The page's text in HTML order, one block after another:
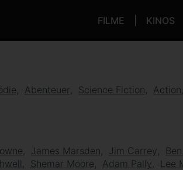
FILME KINOS
Abenteuer Science Fiction Action
James Marsden Jim Carrey
Shemar Moore Adam Pally Lee